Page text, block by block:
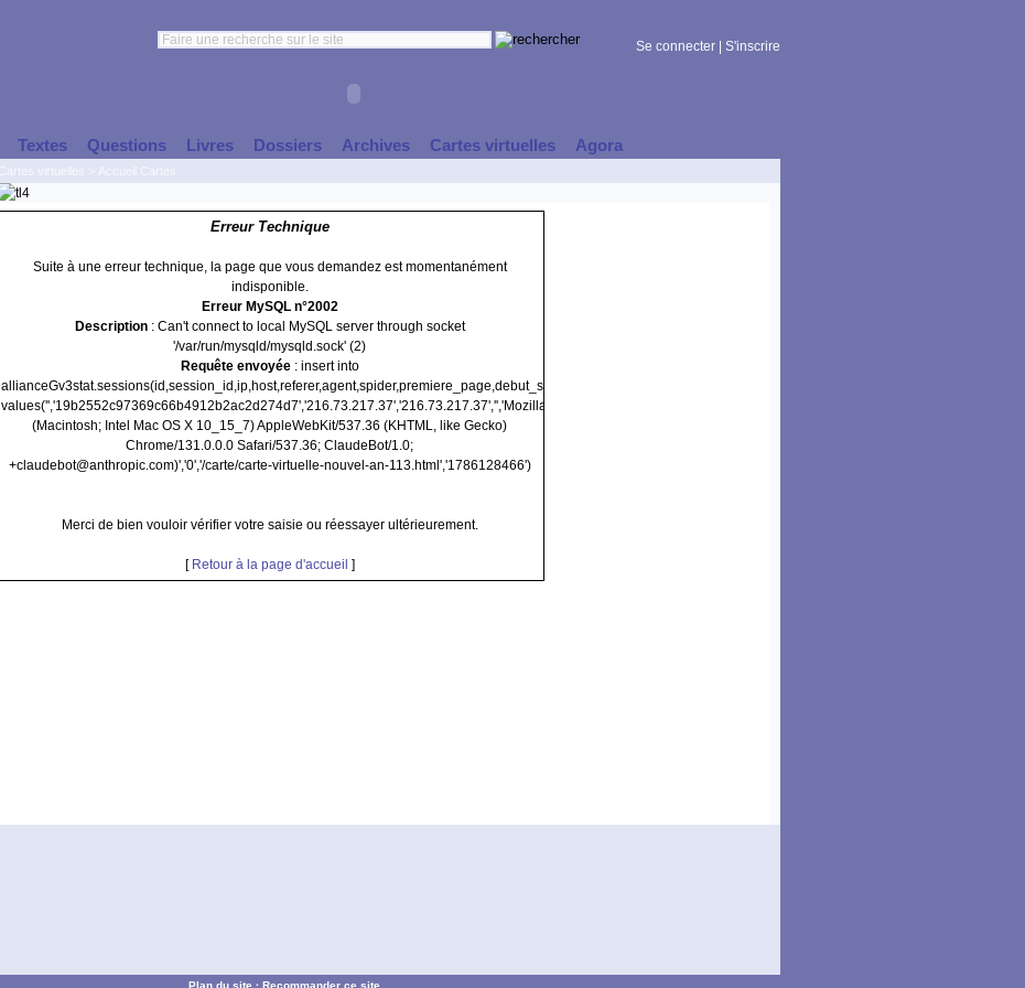
Se connecter S'inscrire
Textes Questions Livres Dossiers Archives Cartes virtuelles Agora
Erreur Technique
Suite à une erreur technique, la page que vous demandez est momentanément
indisponible.
Erreur MySQL n°2002
Description: Can't connect to local MySQL server through socket
'/var/run/mysqld/mysqld.sock' (2)
Requête envoyée: insert into
allianceGv3stat.sessions(id,session_id,ip,host,referer,agent,spider,premiere_page,debut_session)
values('','19b2552c97369c66b4912b2ac2d274d7','216.73.217.37','216.73.217.37','','Mozilla/5.0
(Macintosh; Intel Mac OS X 10_15_7) AppleWebKit/537.36 (KHTML, like Gecko)
Chrome/131.0.0.0 Safari/537.36; ClaudeBot/1.0;
+claudebot@anthropic.com)','0','/carte/carte-virtuelle-nouvel-an-113.html','1786128466')
Merci de bien vouloir vérifier votre saisie ou réessayer ultérieurement.
[ Retour à la page d'accueil ]
Plan du site · Recommander ce site